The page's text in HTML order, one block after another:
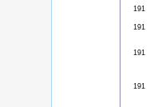
191
191
191
191